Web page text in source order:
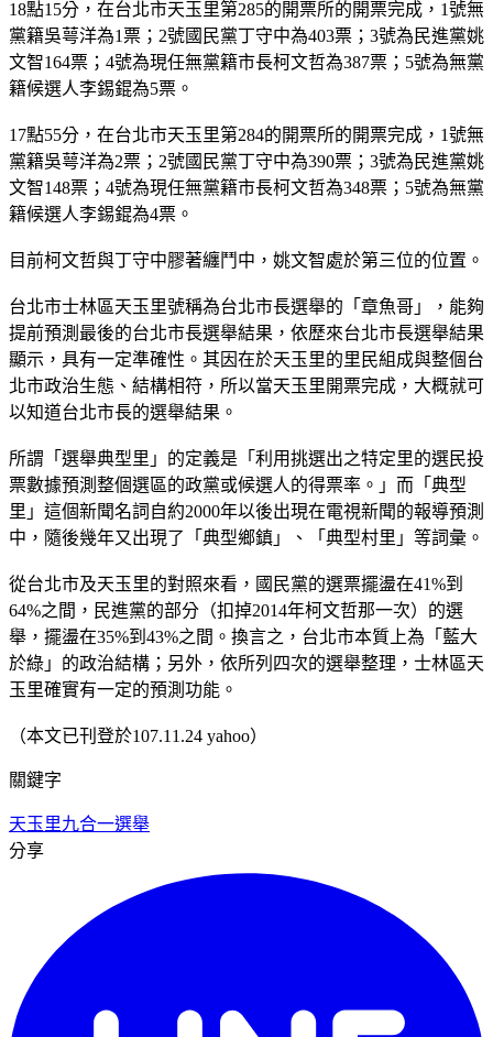
18點15分，在台北市天玉里第285的開票所的開票完成，1號無
黨籍吳萼洋為1票；2號國民黨丁守中為403票；3號為民進黨姚
文智164票；4號為現任無黨籍市長柯文哲為387票；5號為無黨
籍候選人李錫錕為5票。
17點55分，在台北市天玉里第284的開票所的開票完成，1號無
黨籍吳萼洋為2票；2號國民黨丁守中為390票；3號為民進黨姚
文智148票；4號為現任無黨籍市長柯文哲為348票；5號為無黨
籍候選人李錫錕為4票。
目前柯文哲與丁守中膠著纏鬥中，姚文智處於第三位的位置。
台北市士林區天玉里號稱為台北市長選舉的「章魚哥」，能夠
提前預測最後的台北市長選舉結果，依歷來台北市長選舉結果
顯示，具有一定準確性。其因在於天玉里的里民組成與整個台
北市政治生態、結構相符，所以當天玉里開票完成，大概就可
以知道台北市長的選舉結果。
所謂「選舉典型里」的定義是「利用挑選出之特定里的選民投
票數據預測整個選區的政黨或候選人的得票率。」而「典型
里」這個新聞名詞自約2000年以後出現在電視新聞的報導預測
中，隨後幾年又出現了「典型鄉鎮」、「典型村里」等詞彙。
從台北市及天玉里的對照來看，國民黨的選票擺盪在41%到
64%之間，民進黨的部分（扣掉2014年柯文哲那一次）的選
舉，擺盪在35%到43%之間。換言之，台北市本質上為「藍大
於綠」的政治結構；另外，依所列四次的選舉整理，士林區天
玉里確實有一定的預測功能。
（本文已刊登於107.11.24 yahoo）
關鍵字
天玉里九合一選舉
分享